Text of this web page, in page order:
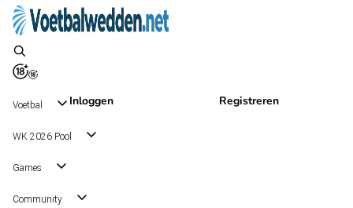
Inloggen Registreren
Voetbal
WK 2026 Pool
Games
Community